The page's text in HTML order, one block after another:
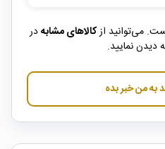
می‌توانید ازکالاهای مشابهدر
دیدن نمایید.
به من خبر بده